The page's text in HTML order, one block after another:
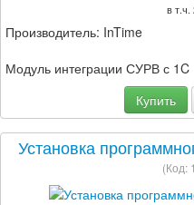
в
Производитель: InTime
Модуль интеграции СУРВ с 1C
Купить
Установка
(Код: